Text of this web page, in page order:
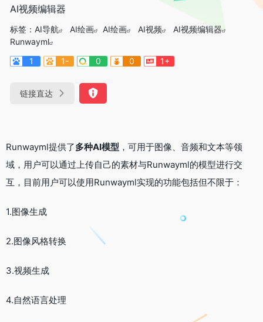
AI视频编辑器
标签： AI导航 AI绘画 AI绘画 AI视频
AI视频编辑器
Runwayml
1
1- 0 0 1+
链接直达
Runwayml提供了多种AI模型 ，可用于图像、音频和文本等领
域，用户可以通过上传自己的素材与Runwayml的模型进行交
互，目前用户可以使用Runwayml实现的功能包括但不限于：
1.图像生成
2.图像风格转换
3.视频生成
4.自然语言处理